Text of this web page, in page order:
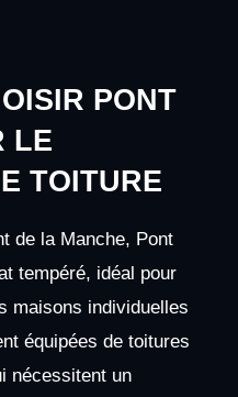
PONT
LE
TOITURE
de la Manche, Pont
tempéré, idéal pour
maisons individuelles
équipées de toitures
nécessitent un